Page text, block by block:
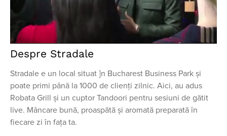
Despre Stradale
Stradale e un local situat ]n Bucharest Business Park şi
poate primi până la 1000 de clienţi zilnic. Aici, au adus
Robata Grill şi un cuptor Tandoori pentru sesiuni de gătit
live. Mâncare bună, proaspătă şi aromată preparată în
fiecare zi în faţa ta.